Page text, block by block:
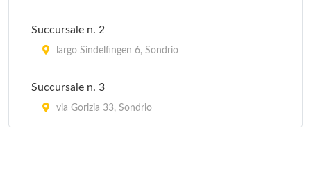
Ufficio Turistico
Succursale n. 2
largo Sindelfingen 6, Sondrio
Succursale n. 3
via Gorizia 33, Sondrio